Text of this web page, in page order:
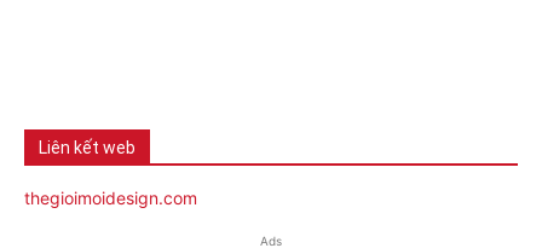
Liên kết web
thegioimoidesign.com
Ads